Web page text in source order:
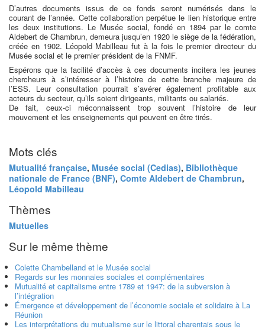
D’autres documents issus de ce fonds seront numérisés dans le
courant de l’année. Cette collaboration perpétue le lien historique entre
les deux institutions. Le Musée social, fondé en 1894 par le comte
Aldebert de Chambrun, demeura jusqu’en 1920 le siège de la fédération,
créée en 1902. Léopold Mabilleau fut à la fois le premier directeur du
Musée social et le premier président de la FNMF.
Espérons que la facilité d’accès à ces documents incitera les jeunes
chercheurs à s’intéresser à l’histoire de cette branche majeure de
l’ESS. Leur consultation pourrait s’avérer également profitable aux
acteurs du secteur, qu’ils soient dirigeants, militants ou salariés.
De fait, ceux-ci méconnaissent trop souvent l’histoire de leur
mouvement et les enseignements qui peuvent en être tirés.
Mots clés
Mutualité française, Musée social (Cedias), Bibliothèque
nationale de France (BNF), Comte Aldebert de Chambrun,
Léopold Mabilleau
Thèmes
Mutuelles
Sur le même thème
Colette Chambelland et le Musée social
Regards sur les monnaies sociales et complémentaires
Mutualité et capitalisme entre 1789 et 1947: de la subversion à
l’intégration
Émergence et développement de l’économie sociale et solidaire à La
Réunion
Les interprétations du mutualisme sur le littoral charentais sous le